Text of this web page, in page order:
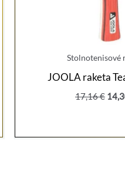
Stolnotenisové
JOOLA raketa
17,16€